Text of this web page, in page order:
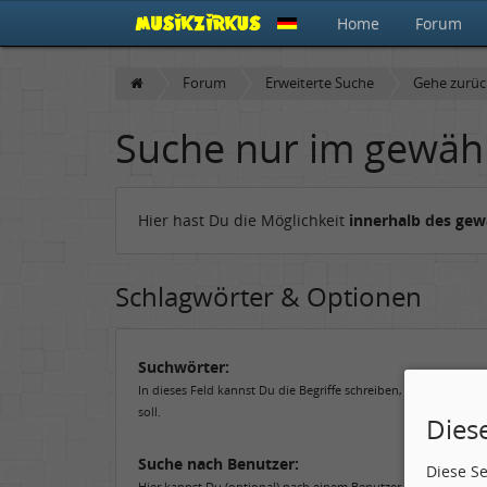
Home Forum
Forum Erweiterte Suche Gehe
Suche nur im
Hier hast Du die Möglichkeit innerhalb des
Schlagwörter & Optionen
Suchwörter:
In dieses Feld kannst Du die Begriffe schreiben, nach denen
soll.
Suche nach Benutzer:
Diese